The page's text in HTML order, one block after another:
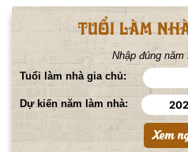
tuổi làm
Nhập đúng
Tuổi làm nhà gia chủ:
Dự kiến năm làm nhà: